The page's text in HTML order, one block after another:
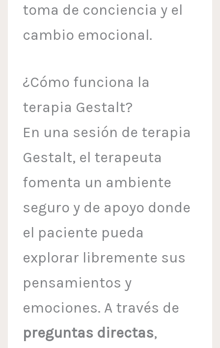
toma de conciencia y el
cambio emocional.
¿Cómo funciona la
terapia Gestalt?
En una sesión de terapia
Gestalt, el terapeuta
fomenta un ambiente
seguro y de apoyo donde
el paciente pueda
explorar libremente sus
pensamientos y
emociones. A través de
preguntas directas,